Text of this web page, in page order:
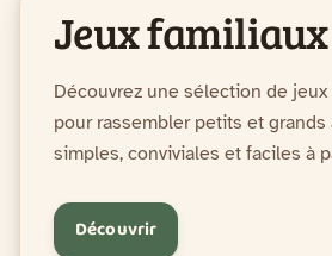
Jeux familiaux
Découvrez une sélection de
pour rassembler petits et
simples, conviviales et faciles à
Découvrir